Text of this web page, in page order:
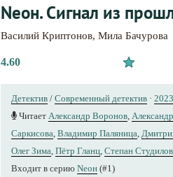
Nеон. Сигнал из
Василий Криптонов, Мила Бачурова
4.60
Детектив / Современный детектив · 2023
Читает Александр Воронов,
Саркисова, Владимир Паляница,
Олег Зима, Пётр Гланц, Степан Студилов
Входит в серию Nеон (#1)